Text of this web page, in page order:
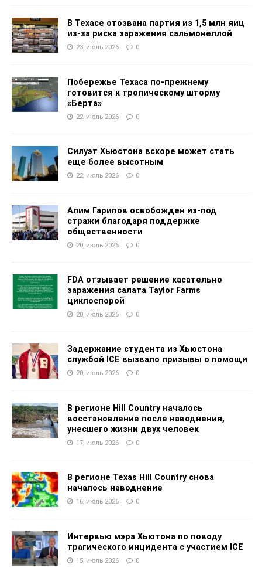
В Техасе отозвана партия из 1,5 млн яиц
из-за риска заражения сальмонеллой
23, июль 2026 0
Побережье Техаса по-прежнему
готовится к тропическому шторму
«Берта»
22, июль 2026 0
Силуэт Хьюстона вскоре может стать
еще более высотным
22, июль 2026 0
Алим Гарипов освобожден из-под
стражи благодаря поддержке
общественности
20, июль 2026 0
FDA отзывает решение касательно
заражения салата Taylor Farms
циклоспорой
20, июль 2026 0
Задержание студента из Хьюстона
службой ICE вызвало призывы о помощи
20, июль 2026 0
В регионе Hill Country началось
восстановление после наводнения,
унесшего жизни двух человек
17, июль 2026 0
В регионе Texas Hill Country снова
началось наводнение
16, июль 2026 0
Интервью мэра Хьютона по поводу
трагического инцидента с участием ICE
15, июль 2026 0